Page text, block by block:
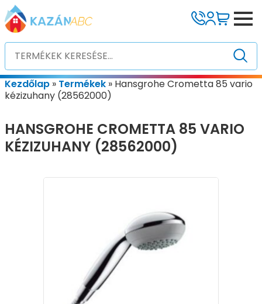
Kezdőlap » Termékek » Hansgrohe Crometta 85 vario
kézizuhany (28562000)
HANSGROHE CROMETTA 85 VARIO
KÉZIZUHANY (28562000)